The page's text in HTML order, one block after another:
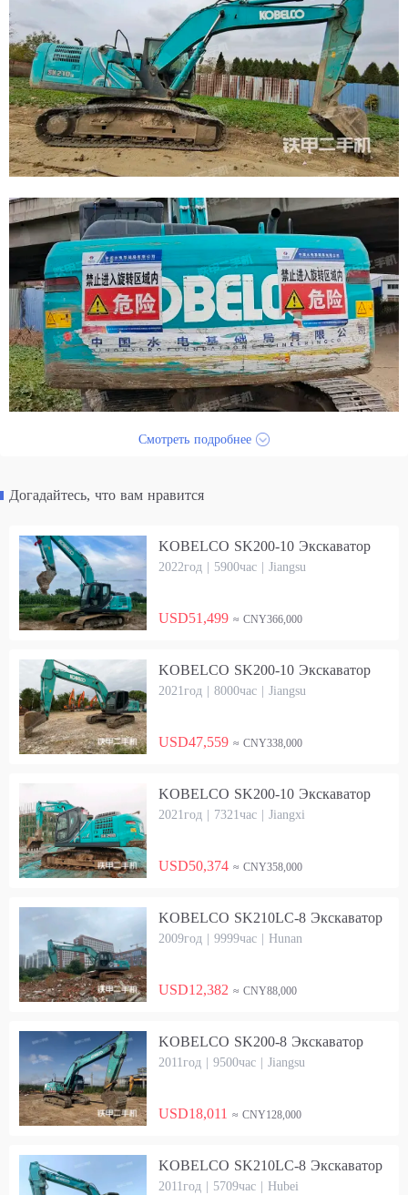
Смотреть подробнее
Догадайтесь, что вам нравится
KOBELCO SK200-10 Экскаватор
2022год | 5900час | Jiangsu
USD51,499 ≈ CNY366,000
KOBELCO SK200-10 Экскаватор
2021год | 8000час | Jiangsu
USD47,559 ≈ CNY338,000
KOBELCO SK200-10 Экскаватор
2021год | 7321час | Jiangxi
USD50,374 ≈ CNY358,000
KOBELCO SK210LC-8 Экскаватор
2009год | 9999час | Hunan
USD12,382 ≈ CNY88,000
KOBELCO SK200-8 Экскаватор
2011год | 9500час | Jiangsu
USD18,011 ≈ CNY128,000
KOBELCO SK210LC-8 Экскаватор
2011год | 5709час | Hubei